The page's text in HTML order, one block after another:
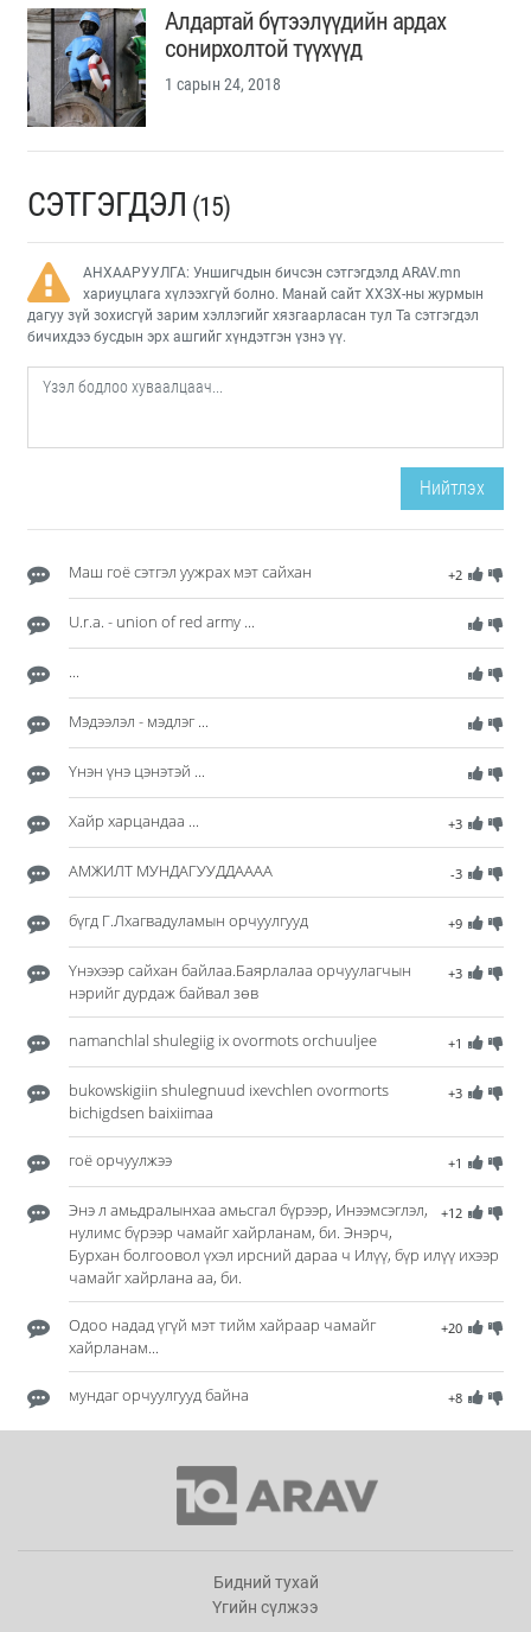
Алдартай бүтээлүүдийн ардах
сонирхолтой түүхүүд
1 сарын 24, 2018
СЭТГЭГДЭЛ (15)
АНХААРУУЛГА: Уншигчдын бичсэн сэтгэгдэлд ARAV.mn
хариуцлага хүлээхгүй болно. Манай сайт ХХЗХ-ны журмын
дагуу зүй зохисгүй зарим хэллэгийг хязгаарласан тул Та сэтгэгдэл
бичихдээ бусдын эрх ашгийг хүндэтгэн үзнэ үү.
Нийтлэх
+2
Маш гоё сэтгэл уужрах мэт сайхан
U.r.a. - union of red army ...
...
Мэдээлэл - мэдлэг ...
Үнэн үнэ цэнэтэй ...
+3
Хайр харцандаа ...
-3
АМЖИЛТ МУНДАГУУДДАААА
+9
бүгд Г.Лхагвадуламын орчуулгууд
+3
Үнэхээр сайхан байлаа.Баярлалаа орчуулагчын
нэрийг дурдаж байвал зөв
+1
namanchlal shulegiig ix ovormots orchuuljee
+3
bukowskigiin shulegnuud ixevchlen ovormorts
bichigdsen baixiimaa
+1
гоё орчуулжээ
+12
Энэ л амьдралынхаа амьсгал бүрээр, Инээмсэглэл,
нулимс бүрээр чамайг хайрланам, би. Энэрч,
Бурхан болгоовол үхэл ирсний дараа ч Илүү, бүр илүү ихээр
чамайг хайрлана аа, би.
+20
Одоо надад үгүй мэт тийм хайраар чамайг
хайрланам...
+8
мундаг орчуулгууд байна
Бидний тухай
Үгийн сүлжээ